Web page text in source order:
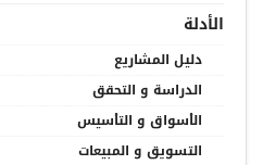
الأدلة
دليل المشاريع
الدراسة و التحقق
الأسواق و التأسيس
التسويق و المبيعات